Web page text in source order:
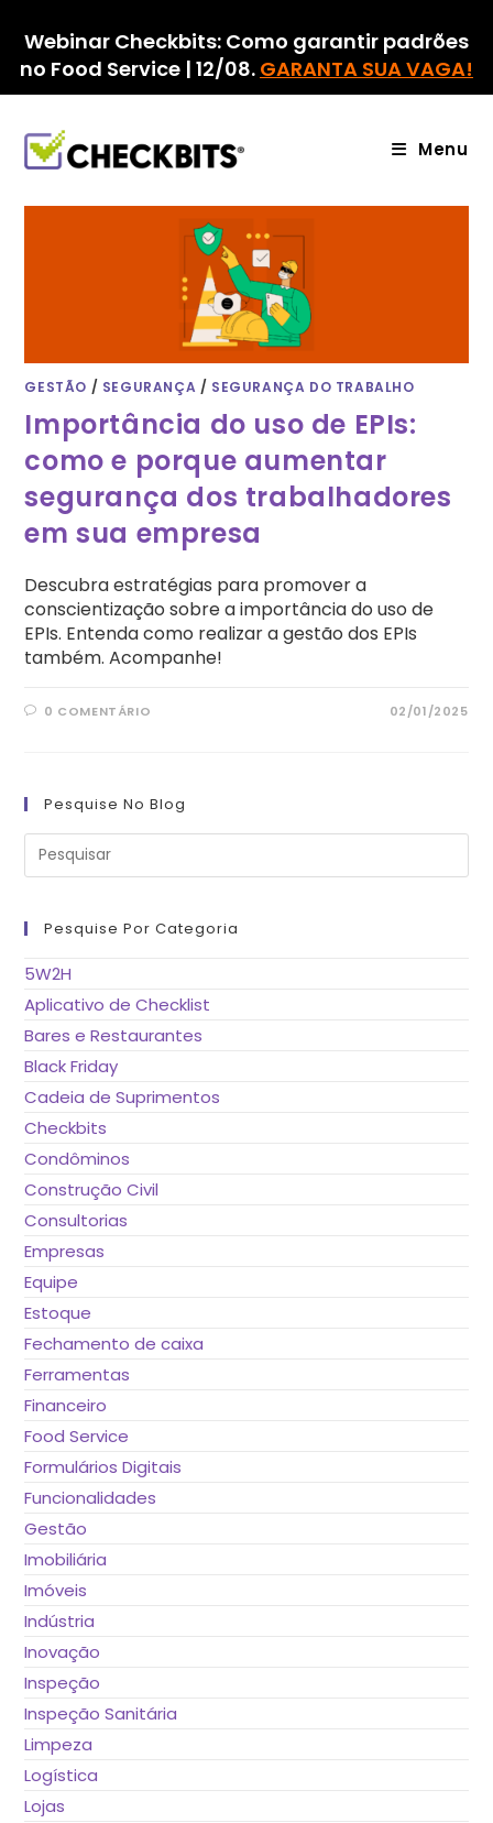
para
conteúdo
Webinar Checkbits: Como garantir padrões
no Food Service | 12/08. GARANTA SUA VAGA!
Menu
GESTÃO / SEGURANÇA / SEGURANÇA DO TRABALHO
Importância do uso de EPIs:
como e porque aumentar
segurança dos trabalhadores
em sua empresa
Descubra estratégias para promover a
conscientização sobre a importância do uso de
EPIs. Entenda como realizar a gestão dos EPIs
também. Acompanhe!
0 COMENTÁRIO 02/01/2025
Pesquise No Blog
Pesquise Por Categoria
5W2H
Aplicativo de Checklist
Bares e Restaurantes
Black Friday
Cadeia de Suprimentos
Checkbits
Condôminos
Construção Civil
Consultorias
Empresas
Equipe
Estoque
Fechamento de caixa
Ferramentas
Financeiro
Food Service
Formulários Digitais
Funcionalidades
Gestão
Imobiliária
Imóveis
Indústria
Inovação
Inspeção
Inspeção Sanitária
Limpeza
Logística
Lojas